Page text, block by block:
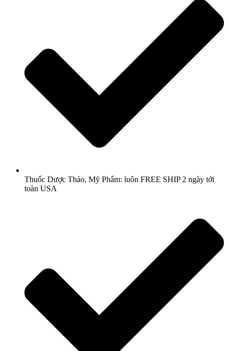
Thuốc Dược Thảo, Mỹ Phẩm: luôn FREE SHIP 2 ngày tới
toàn USA